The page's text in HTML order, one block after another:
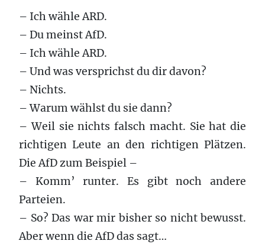
– Ich wähle ARD.
– Du meinst AfD.
– Ich wähle ARD.
– Und was versprichst du dir davon?
– Nichts.
– Warum wählst du sie dann?
– Weil sie nichts falsch macht. Sie hat die
richtigen Leute an den richtigen Plätzen.
Die AfD zum Beispiel –
– Komm’ runter. Es gibt noch andere
Parteien.
– So? Das war mir bisher so nicht bewusst.
Aber wenn die AfD das sagt…